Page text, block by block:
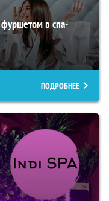
в спа-
ПОДРОБНЕЕ